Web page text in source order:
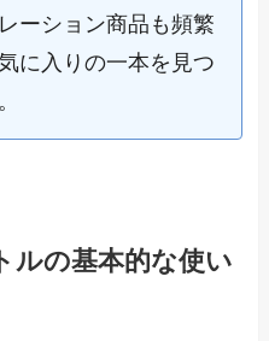
ーション商品も頻繁
に入りの一本を見つ
ルの基本的な使い